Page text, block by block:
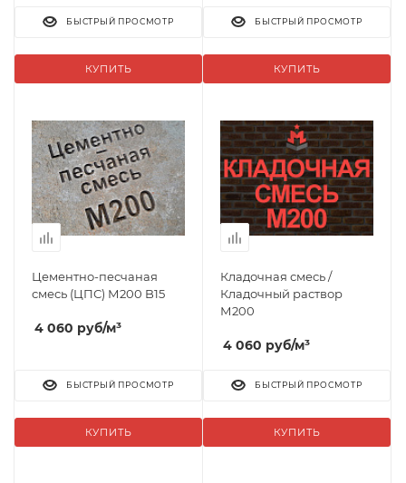
КУПИТЬ
БЫСТРЫЙ ПРОСМОТР
КУПИТЬ
БЫСТРЫЙ ПРОСМОТР
Цементно-песчаная
смесь (ЦПС) М200 B15
4 060 руб/м³
КУПИТЬ
БЫСТРЫЙ ПРОСМОТР
Кладочная смесь /
Кладочный раствор
М200
4 060 руб/м³
КУПИТЬ
БЫСТРЫЙ ПРОСМОТР